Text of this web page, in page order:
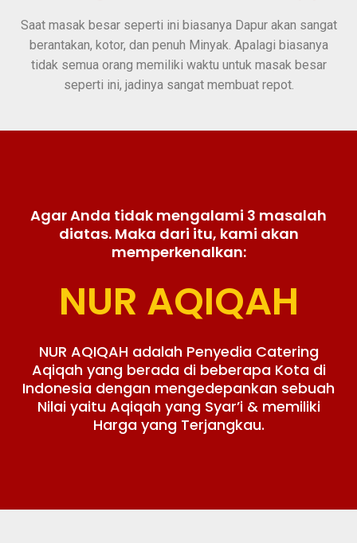
Saat masak besar seperti ini biasanya Dapur akan sangat
berantakan, kotor, dan penuh Minyak. Apalagi biasanya
tidak semua orang memiliki waktu untuk masak besar
seperti ini, jadinya sangat membuat repot.
Agar Anda tidak mengalami 3 masalah
diatas. Maka dari itu, kami akan
memperkenalkan:
NUR AQIQAH
NUR AQIQAH adalah Penyedia Catering
Aqiqah yang berada di beberapa Kota di
Indonesia dengan mengedepankan sebuah
Nilai yaitu Aqiqah yang Syar’i & memiliki
Harga yang Terjangkau.